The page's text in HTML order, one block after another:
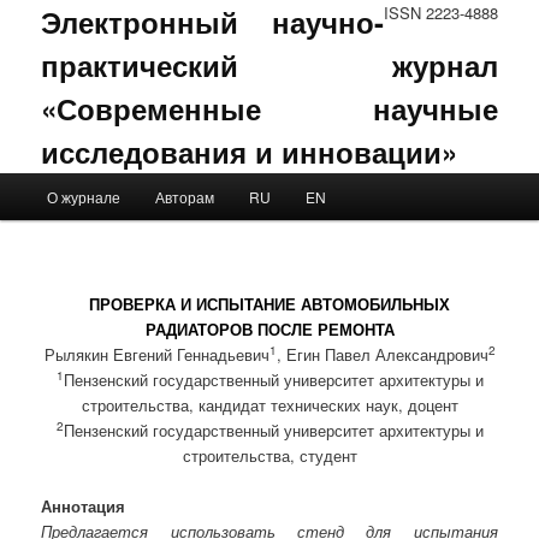
ISSN 2223-4888
Электронный научно-
практический журнал
«Современные научные
исследования и инновации»
Skip to primary content
Skip to secondary content
О журнале Авторам RU EN
ПРОВЕРКА И ИСПЫТАНИЕ АВТОМОБИЛЬНЫХ
РАДИАТОРОВ ПОСЛЕ РЕМОНТА
Рылякин Евгений Геннадьевич1 , Егин Павел Александрович2
1 Пензенский государственный университет архитектуры и
строительства, кандидат технических наук, доцент
2Пензенский государственный университет архитектуры и
строительства, студент
Аннотация
Предлагается использовать стенд для испытания